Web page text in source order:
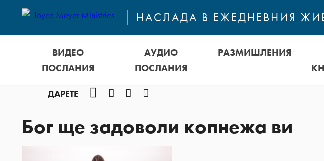
НАСЛАДА В ЕЖЕДНЕВНИЯ
ВИДЕО
ПОСЛАНИЯ
АУДИО
ПОСЛАНИЯ
РАЗМИШЛЕНИЯ
ДАРЕТЕ FacebookInstagram
YouTube
Бог ще задоволи копнежа ви